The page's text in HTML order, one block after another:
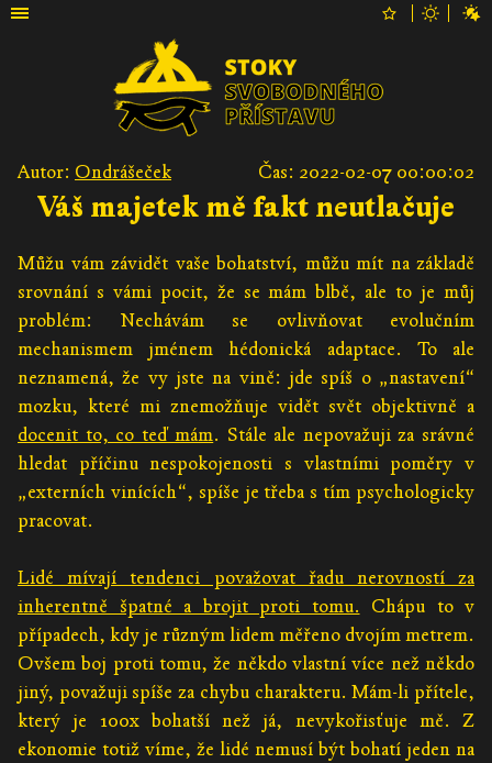
Autor: Ondrášeček Čas: 2022-02-07 00:00:02
Váš majetek mě fakt neutlačuje
Můžu vám závidět vaše bohatství, můžu mít na základě
srovnání s vámi pocit, že se mám blbě, ale to je můj
problém: Nechávám se ovlivňovat evolučním
mechanismem jménem hédonická adaptace. To ale
neznamená, že vy jste na vině: jde spíš o „nastavení“
mozku, které mi znemožňuje vidět svět objektivně a
docenit to, co teď mám. Stále ale nepovažuji za srávné
hledat příčinu nespokojenosti s vlastními poměry v
„externích vinících“, spíše je třeba s tím psychologicky
pracovat.
Lidé mívají tendenci považovat řadu nerovností za
inherentně špatné a brojit proti tomu. Chápu to v
případech, kdy je různým lidem měřeno dvojím metrem.
Ovšem boj proti tomu, že někdo vlastní více než někdo
jiný, považuji spíše za chybu charakteru. Mám-li přítele,
který je 100x bohatší než já, nevykořisťuje mě. Z
ekonomie totiž víme, že lidé nemusí být bohatí jeden na